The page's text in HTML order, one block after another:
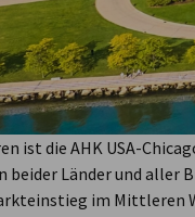
Wirtschaft in